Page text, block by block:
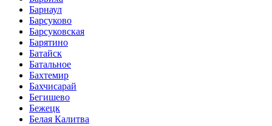
Барнаул
Барсуково
Барсуковская
Барятино
Батайск
Батальное
Бахтемир
Бахчисарай
Бегишево
Бежецк
Белая Калитва